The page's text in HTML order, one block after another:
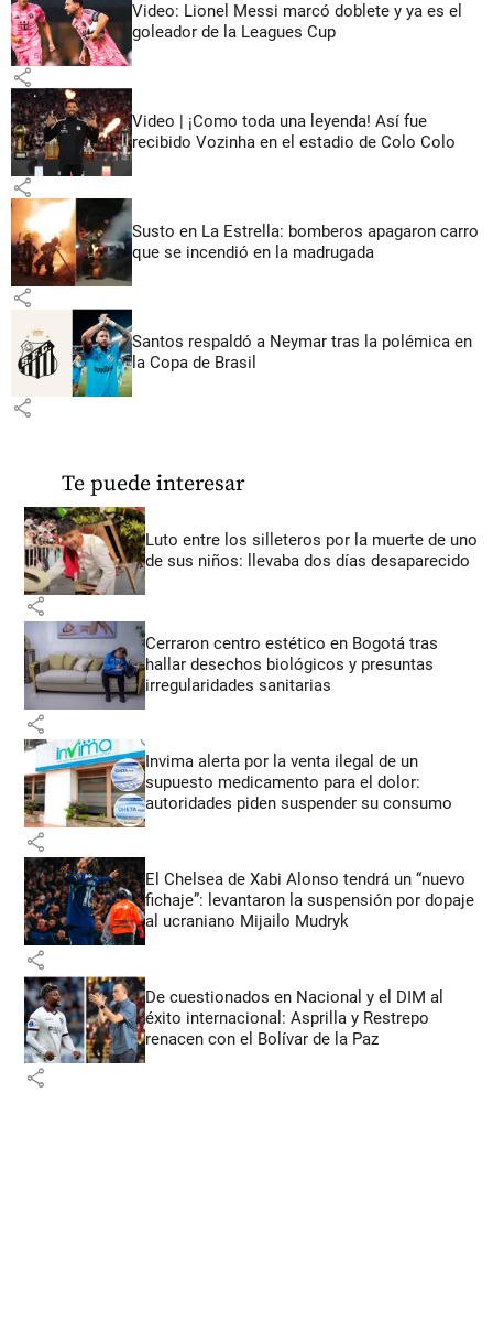
Video: Lionel Messi marcó doblete y ya es el
goleador de la Leagues Cup
share
Video | ¡Como toda una leyenda! Así fue
recibido Vozinha en el estadio de Colo Colo
share
Susto en La Estrella: bomberos apagaron carro
que se incendió en la madrugada
share
Santos respaldó a Neymar tras la polémica en
la Copa de Brasil
share
Te puede interesar
Luto entre los silleteros por la muerte de uno
de sus niños: llevaba dos días desaparecido
share
Cerraron centro estético en Bogotá tras
hallar desechos biológicos y presuntas
irregularidades sanitarias
share
Invima alerta por la venta ilegal de un
supuesto medicamento para el dolor:
autoridades piden suspender su consumo
share
El Chelsea de Xabi Alonso tendrá un “nuevo
fichaje”: levantaron la suspensión por dopaje
al ucraniano Mijailo Mudryk
share
De cuestionados en Nacional y el DIM al
éxito internacional: Asprilla y Restrepo
renacen con el Bolívar de la Paz
share